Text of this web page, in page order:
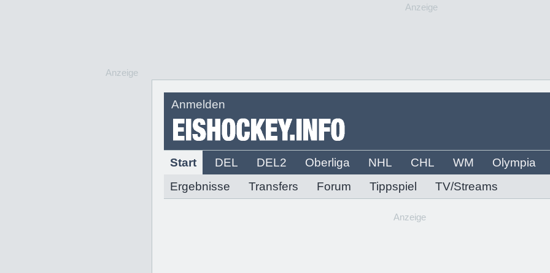
Anzeige
Anmelden
Start DEL DEL2 Oberliga NHL CHL WM
Olympia
Ergebnisse
Transfers Forum Tippspiel TV/Streams
Anzeige
Anzeige